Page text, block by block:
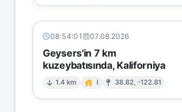
08:54:01 07.08.2026
Geysers'in 7 km
kuzeybatısında, Kaliforniya
1.4 km I 38.82, -122.81